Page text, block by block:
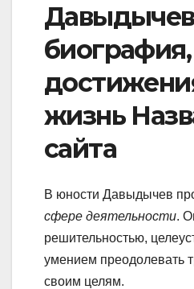
биография,
жизнь
сайта
В юности Давыдычев
сфере деятельности.
решительностью,
умением преодолевать
своим целям.